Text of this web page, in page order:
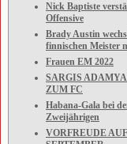
Nick Baptiste
Offensive
Brady Austin
finnischen Meister
Frauen EM 2022
SARGIS
ZUM FC
Habana-Gala bei
Zweijährigen
VORFREUDE